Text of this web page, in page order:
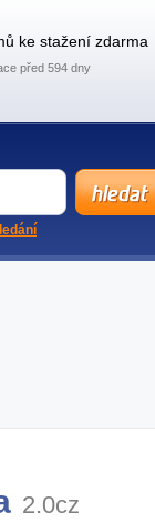
2.0cz
ke stažení zdarma
před 594 dny